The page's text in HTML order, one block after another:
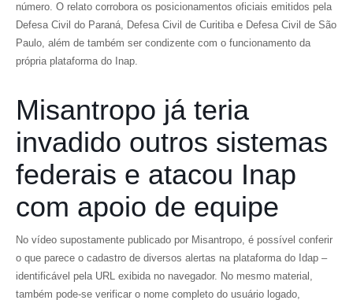
número. O relato corrobora os posicionamentos oficiais emitidos pela
Defesa Civil do Paraná, Defesa Civil de Curitiba e Defesa Civil de São
Paulo, além de também ser condizente com o funcionamento da
própria plataforma do Inap.
Misantropo já teria
invadido outros sistemas
federais e atacou Inap
com apoio de equipe
No vídeo supostamente publicado por Misantropo, é possível conferir
o que parece o cadastro de diversos alertas na plataforma do Idap –
identificável pela URL exibida no navegador. No mesmo material,
também pode-se verificar o nome completo do usuário logado,